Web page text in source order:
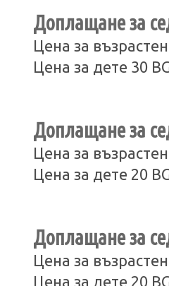
Доплащане за
Цена за
Цена за дете 30
Доплащане за
Цена за
Цена за дете 20
Доплащане за
Цена за
Цена за дете 20